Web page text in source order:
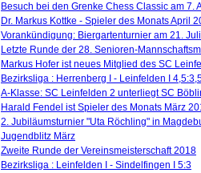
Besuch bei den Grenke Chess Classic am 7.
Dr. Markus Kottke - Spieler des Monats April
Vorankündigung: Biergartenturnier am 21.
Letzte Runde der 28. Senioren-
Markus Hofer ist neues Mitglied des SC
Bezirksliga : Herrenberg I - Leinfelden I
A-Klasse: SC Leinfelden 2 unterliegt SC
Harald Fendel ist Spieler des Monats März
2. Jubiläumsturnier "Uta Röchling" in
Jugendblitz März
Zweite Runde der Vereinsmeisterschaft 2018
Bezirksliga : Leinfelden I - Sindelfingen I 5:3